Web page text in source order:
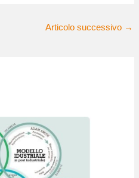
Articolo successivo →